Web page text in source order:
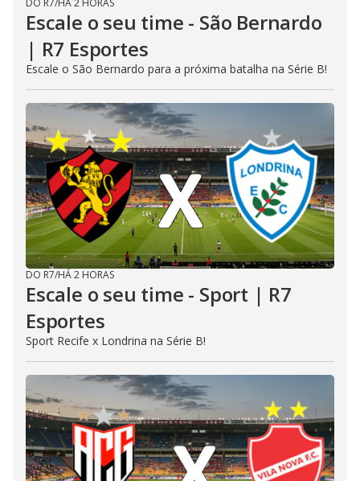
DO R7/HÁ 2 HORAS
Escale o seu time - São Bernardo
| R7 Esportes
Escale o São Bernardo para a próxima batalha na Série B!
DO R7/HÁ 2 HORAS
Escale o seu time - Sport | R7
Esportes
Sport Recife x Londrina na Série B!